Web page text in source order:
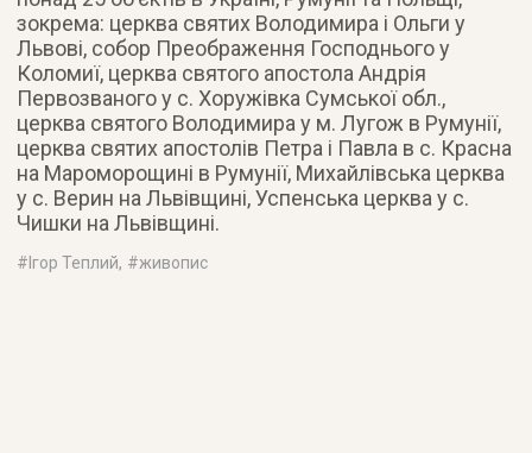
зокрема: церква святих Володимира і Ольги у
Львові, собор Преображення Господнього у
Коломиї, церква святого апостола Андрія
Первозваного у с. Хоружівка Сумської обл.,
церква святого Володимира у м. Лугож в Румунії,
церква святих апостолів Петра і Павла в с. Красна
на Мароморощині в Румунії, Михайлівська церква
у с. Верин на Львівщині, Успенська церква у с.
Чишки на Львівщині.
#Ігор Теплий, #живопис